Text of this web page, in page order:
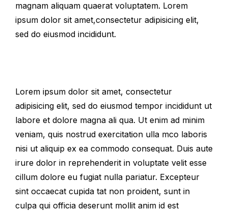
magnam aliquam quaerat voluptatem. Lorem
ipsum dolor sit amet,consectetur adipisicing elit,
sed do eiusmod incididunt.
Lorem ipsum dolor sit amet, consectetur
adipisicing elit, sed do eiusmod tempor incididunt ut
labore et dolore magna ali qua. Ut enim ad minim
veniam, quis nostrud exercitation ulla mco laboris
nisi ut aliquip ex ea commodo consequat. Duis aute
irure dolor in reprehenderit in voluptate velit esse
cillum dolore eu fugiat nulla pariatur. Excepteur
sint occaecat cupida tat non proident, sunt in
culpa qui officia deserunt mollit anim id est